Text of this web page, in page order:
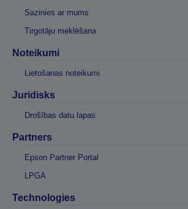
Sazinies ar mums
Tirgotāju meklēšana
Noteikumi
Lietošanas noteikumi
Juridisks
Drošības datu lapas
Partners
Epson Partner Portal
LPGA
Technologies